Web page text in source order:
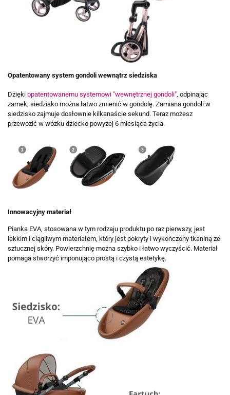
Opatentowany system gondoli wewnątrz siedziska
Dzięki opatentowanemu systemowi "wewnętrznej gondoli" , odpinając
zamek, siedzisko można łatwo zmienić w gondolę. Zamiana gondoli w
siedzisko zajmuje dosłownie kilkanaście sekund. Teraz możesz
przewozić w wózku dziecko powyżej 6 miesiąca życia.
Innowacyjny materiał
Pianka EVA, stosowana w tym rodzaju produktu po raz pierwszy, jest
lekkim i ciągliwym materiałem, który jest pokryty i wykończony tkaniną ze
sztucznej skóry. Powierzchnię można szybko i łatwo wyczyścić. Materiał
pomaga stworzyć imponująco prostą i czystą estetykę.